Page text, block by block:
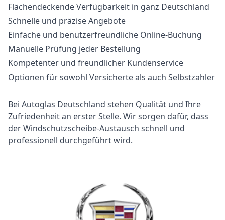
Flächendeckende Verfügbarkeit in ganz Deutschland
Schnelle und präzise Angebote
Einfache und benutzerfreundliche Online-Buchung
Manuelle Prüfung jeder Bestellung
Kompetenter und freundlicher Kundenservice
Optionen für sowohl Versicherte als auch Selbstzahler
Bei Autoglas Deutschland stehen Qualität und Ihre
Zufriedenheit an erster Stelle. Wir sorgen dafür, dass
der Windschutzscheibe-Austausch schnell und
professionell durchgeführt wird.